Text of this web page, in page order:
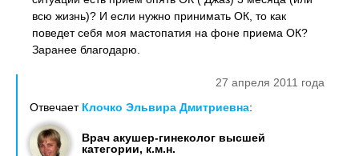
всю жизнь)? И если нужно принимать ОК, то как
поведет себя моя мастопатия на фоне приема ОК?
Заранее благодарю.
27 апреля 2011 года
Отвечает Клочко Эльвира Дмитриевна:
Врач акушер-гинеколог высшей
категории, к.м.н.